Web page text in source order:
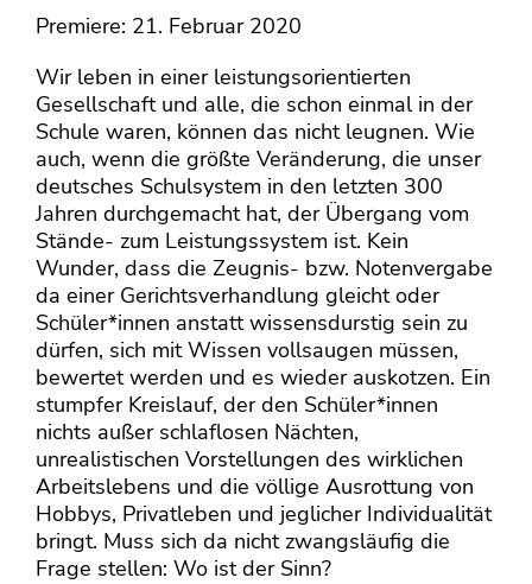
Premiere: 21. Februar 2020
Wir leben in einer leistungsorientierten
Gesellschaft und alle, die schon einmal in der
Schule waren, können das nicht leugnen. Wie
auch, wenn die größte Veränderung, die unser
deutsches Schulsystem in den letzten 300
Jahren durchgemacht hat, der Übergang vom
Stände- zum Leistungssystem ist. Kein
Wunder, dass die Zeugnis- bzw. Notenvergabe
da einer Gerichtsverhandlung gleicht oder
Schüler*innen anstatt wissensdurstig sein zu
dürfen, sich mit Wissen vollsaugen müssen,
bewertet werden und es wieder auskotzen. Ein
stumpfer Kreislauf, der den Schüler*innen
nichts außer schlaflosen Nächten,
unrealistischen Vorstellungen des wirklichen
Arbeitslebens und die völlige Ausrottung von
Hobbys, Privatleben und jeglicher Individualität
bringt. Muss sich da nicht zwangsläufig die
Frage stellen: Wo ist der Sinn?